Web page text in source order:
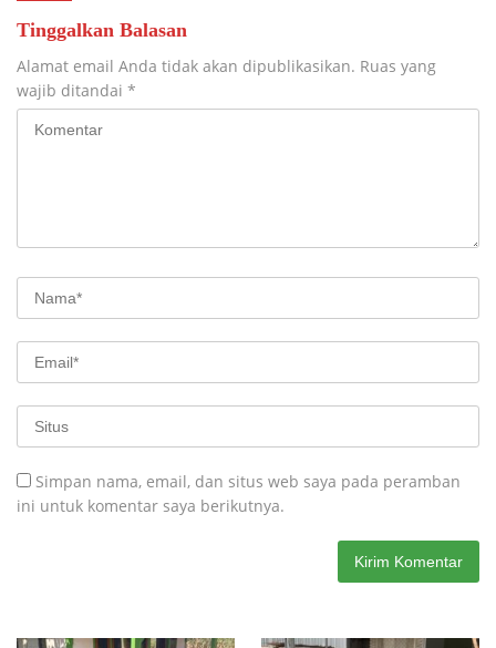
Tinggalkan Balasan
Alamat email Anda tidak akan dipublikasikan. Ruas yang
wajib ditandai *
Simpan nama, email, dan situs web saya pada peramban
ini untuk komentar saya berikutnya.